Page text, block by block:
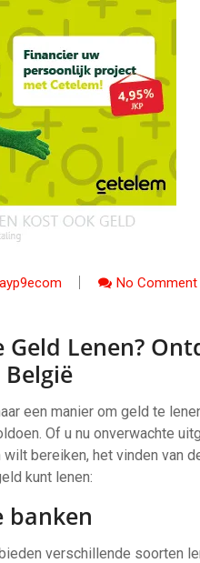
No Comment
Geld Lenen?
een manier om geld te
Of u nu onverwachte
bereiken, het vinden van
kunt lenen:
banken
verschillende soorten